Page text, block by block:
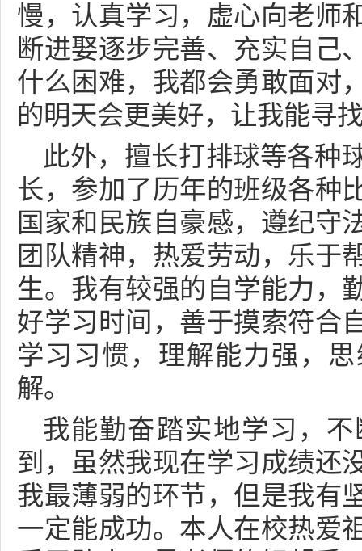
慢，认真学习，虚心向老师
断进娶逐步完善、充实自己
什么困难，我都会勇敢面对
的明天会更美好，让我能寻
此外，擅长打排球等各种
长，参加了历年的班级各种
国家和民族自豪感，遵纪守
团队精神，热爱劳动，乐于
生。我有较强的自学能力，
好学习时间，善于摸索符合
学习习惯，理解能力强，
解。
我能勤奋踏实地学习，
到，虽然我现在学习成绩还
我最薄弱的环节，但是我有
一定能成功。本人在校热爱